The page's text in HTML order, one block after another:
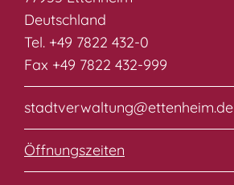
Deutschland
Tel. +49 7822 432-0
Fax +49 7822 432-999
stadtverwaltung@ettenheim.de
Öffnungszeiten